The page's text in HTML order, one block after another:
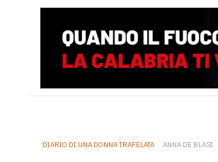
DIARIO DI UNA DONNA TRAFELATA ANNA DE BLASI